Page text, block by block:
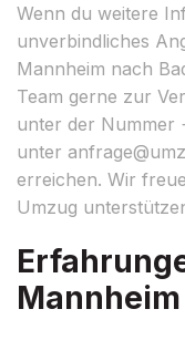
Wenn du weitere
unverbindliches
Mannheim nach
Team gerne zur
unter der Nummer
unter
erreichen. Wir
Umzug